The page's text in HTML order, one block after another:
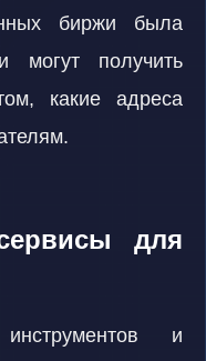
биржи была
могут получить
какие адреса
для
и